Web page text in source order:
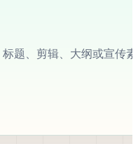
题、剪辑、大纲或宣传